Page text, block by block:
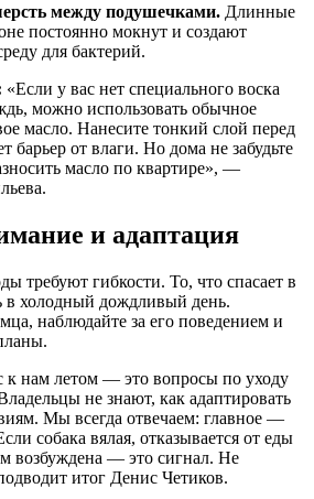
между подушечками. Длинные
постоянно мокнут и создают
для бактерий.
«Если у вас нет специального воска
можно использовать обычное
масло. Нанесите тонкий слой перед
барьер от влаги. Но дома не забудьте
масло по квартире», —
и адаптация
требуют гибкости. То, что спасает в
в холодный дождливый день.
наблюдайте за его поведением и
к нам летом — это вопросы по уходу
не знают, как адаптировать
Мы всегда отвечаем: главное —
собака вялая, отказывается от еды
возбуждена — это сигнал. Не
итог Денис Четиков.